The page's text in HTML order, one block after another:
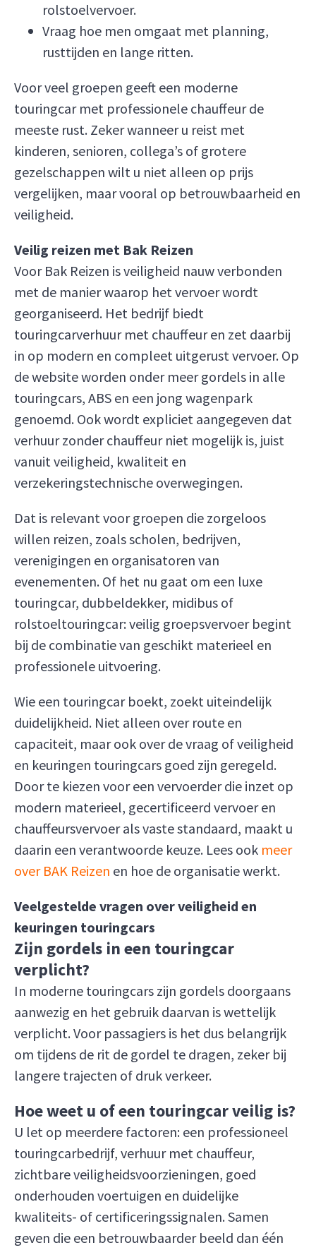
rolstoelvervoer.
Vraag hoe men omgaat met planning,
rusttijden en lange ritten.
Voor veel groepen geeft een moderne
touringcar met professionele chauffeur de
meeste rust. Zeker wanneer u reist met
kinderen, senioren, collega’s of grotere
gezelschappen wilt u niet alleen op prijs
vergelijken, maar vooral op betrouwbaarheid en
veiligheid.
Veilig reizen met Bak Reizen
Voor Bak Reizen is veiligheid nauw verbonden
met de manier waarop het vervoer wordt
georganiseerd. Het bedrijf biedt
touringcarverhuur met chauffeur en zet daarbij
in op modern en compleet uitgerust vervoer. Op
de website worden onder meer gordels in alle
touringcars, ABS en een jong wagenpark
genoemd. Ook wordt expliciet aangegeven dat
verhuur zonder chauffeur niet mogelijk is, juist
vanuit veiligheid, kwaliteit en
verzekeringstechnische overwegingen.
Dat is relevant voor groepen die zorgeloos
willen reizen, zoals scholen, bedrijven,
verenigingen en organisatoren van
evenementen. Of het nu gaat om een luxe
touringcar, dubbeldekker, midibus of
rolstoeltouringcar: veilig groepsvervoer begint
bij de combinatie van geschikt materieel en
professionele uitvoering.
Wie een touringcar boekt, zoekt uiteindelijk
duidelijkheid. Niet alleen over route en
capaciteit, maar ook over de vraag of veiligheid
en keuringen touringcars goed zijn geregeld.
Door te kiezen voor een vervoerder die inzet op
modern materieel, gecertificeerd vervoer en
chauffeursvervoer als vaste standaard, maakt u
daarin een verantwoorde keuze. Lees ook meer
over BAK Reizen en hoe de organisatie werkt.
Veelgestelde vragen over veiligheid en
keuringen touringcars
Zijn gordels in een touringcar
verplicht?
In moderne touringcars zijn gordels doorgaans
aanwezig en het gebruik daarvan is wettelijk
verplicht. Voor passagiers is het dus belangrijk
om tijdens de rit de gordel te dragen, zeker bij
langere trajecten of druk verkeer.
Hoe weet u of een touringcar veilig is?
U let op meerdere factoren: een professioneel
touringcarbedrijf, verhuur met chauffeur,
zichtbare veiligheidsvoorzieningen, goed
onderhouden voertuigen en duidelijke
kwaliteits- of certificeringssignalen. Samen
geven die een betrouwbaarder beeld dan één